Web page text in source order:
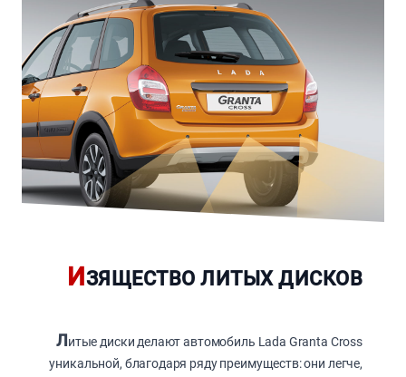
И ЗЯЩЕСТВО ЛИТЫХ ДИСКОВ
Литые диски делают автомобиль Lada Granta Cross
уникальной, благодаря ряду преимуществ: они легче,